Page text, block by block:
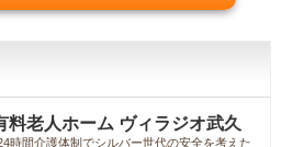
料老人ホーム ヴィラジオ武久
時間介護体制でシルバー世代の安全を考えた